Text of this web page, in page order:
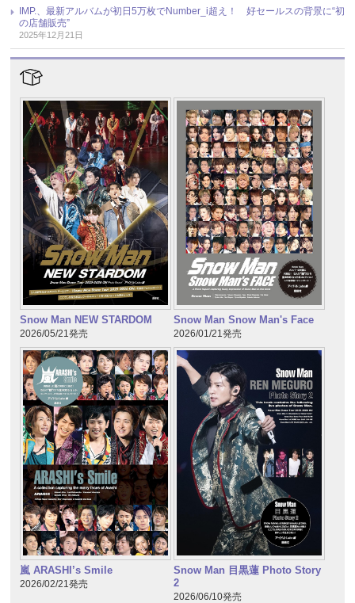
IMP.、最新アルバムが初日5万枚でNumber_i超え！ 好セールスの背景に“初
の店舗販売”
2025年12月21日
Snow Man NEW STARDOM
2026/05/21発売
Snow Man Snow Man's Face
2026/01/21発売
嵐 ARASHI’s Smile
2026/02/21発売
Snow Man 目黒蓮 Photo Story
2
2026/06/10発売